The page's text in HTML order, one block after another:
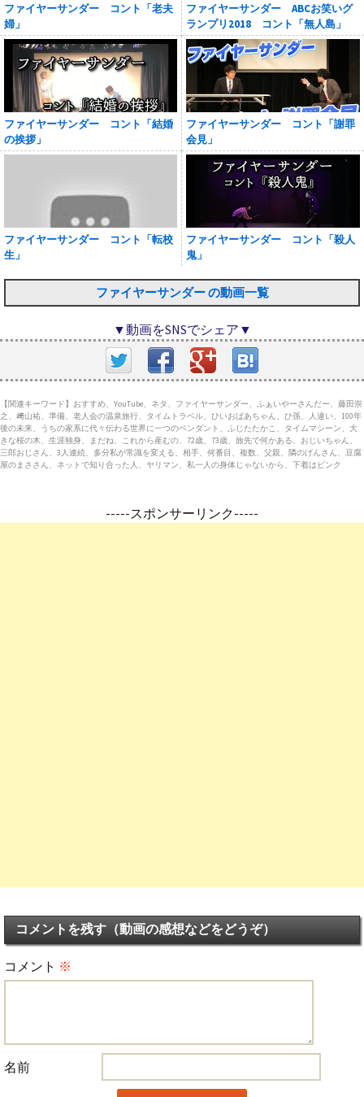
ファイヤーサンダー コント「老夫
婦」
ファイヤーサンダー ABCお笑いグ
ランプリ2018 コント「無人島」
ファイヤーサンダー コント「結婚
の挨拶」
ファイヤーサンダー コント「謝罪
会見」
ファイヤーサンダー コント「転校
生」
ファイヤーサンダー コント「殺人
鬼」
ファイヤーサンダー の動画一覧
▼動画をSNSでシェア▼
【関連キーワード】おすすめ、YouTube、ネタ、ファイヤーサンダー、ふぁいやーさんだー、藤田崇
之、﨑山祐、準備、老人会の温泉旅行、タイムトラベル、ひいおばあちゃん、ひ孫、人違い、100年
後の未来、うちの家系に代々伝わる世界に一つのペンダント、ふじたたかこ、タイムマシーン、大
きな桜の木、生涯独身、まだね、これから産むの、72歳、73歳、旅先で何かある、おじいちゃん、
三郎おじさん、3人連続、多分私が常識を変える、相手、何番目、複数、父親、隣のげんさん、豆腐
屋のまささん、ネットで知り合った人、ヤリマン、私一人の身体じゃないから、下着はピンク
-----スポンサーリンク-----
コメントを残す（動画の感想などをどうぞ）
コメント ※
名前